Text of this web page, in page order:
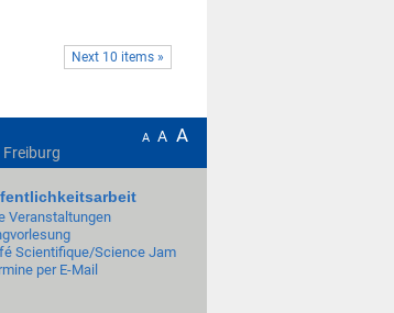
Next 10 items »
A A A
Veranstaltungen
Scientifique/Science Jam
per E-Mail